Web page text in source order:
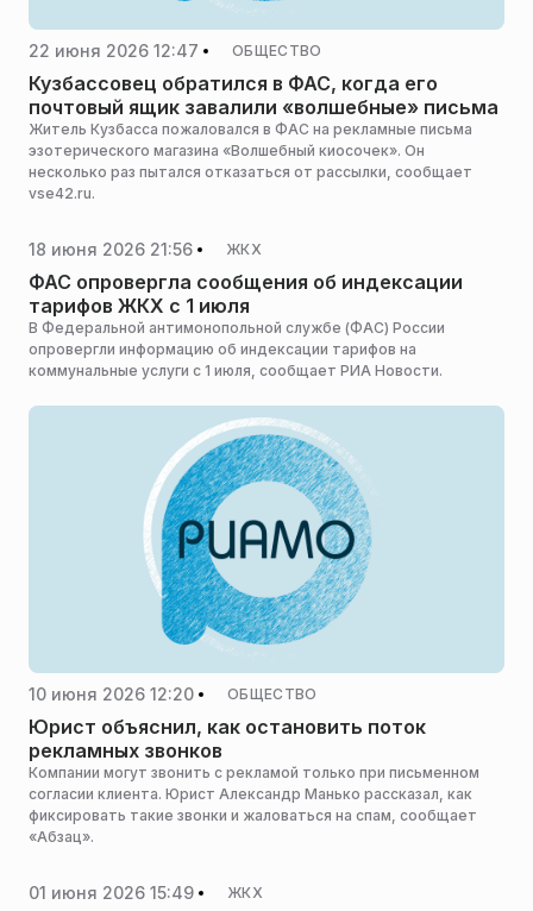
22 июня 2026 12:47 ОБЩЕСТВО
Кузбассовец обратился в ФАС, когда его
почтовый ящик завалили «волшебные» письма
Житель Кузбасса пожаловался в ФАС на рекламные письма
эзотерического магазина «Волшебный киосочек». Он
несколько раз пытался отказаться от рассылки, сообщает
vse42.ru.
18 июня 2026 21:56 ЖКХ
ФАС опровергла сообщения об индексации
тарифов ЖКХ с 1 июля
В Федеральной антимонопольной службе (ФАС) России
опровергли информацию об индексации тарифов на
коммунальные услуги с 1 июля, сообщает РИА Новости.
10 июня 2026 12:20 ОБЩЕСТВО
Юрист объяснил, как остановить поток
рекламных звонков
Компании могут звонить с рекламой только при письменном
согласии клиента. Юрист Александр Манько рассказал, как
фиксировать такие звонки и жаловаться на спам, сообщает
«Абзац».
01 июня 2026 15:49 ЖКХ